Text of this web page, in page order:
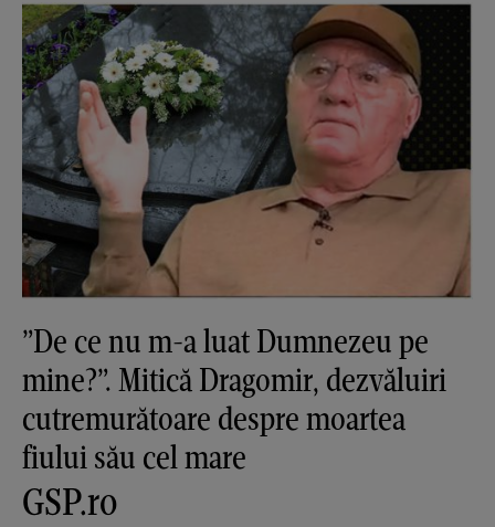
”De ce nu m-a luat Dumnezeu pe
mine?”. Mitică Dragomir, dezvăluiri
cutremurătoare despre moartea
fiului său cel mare
GSP.ro